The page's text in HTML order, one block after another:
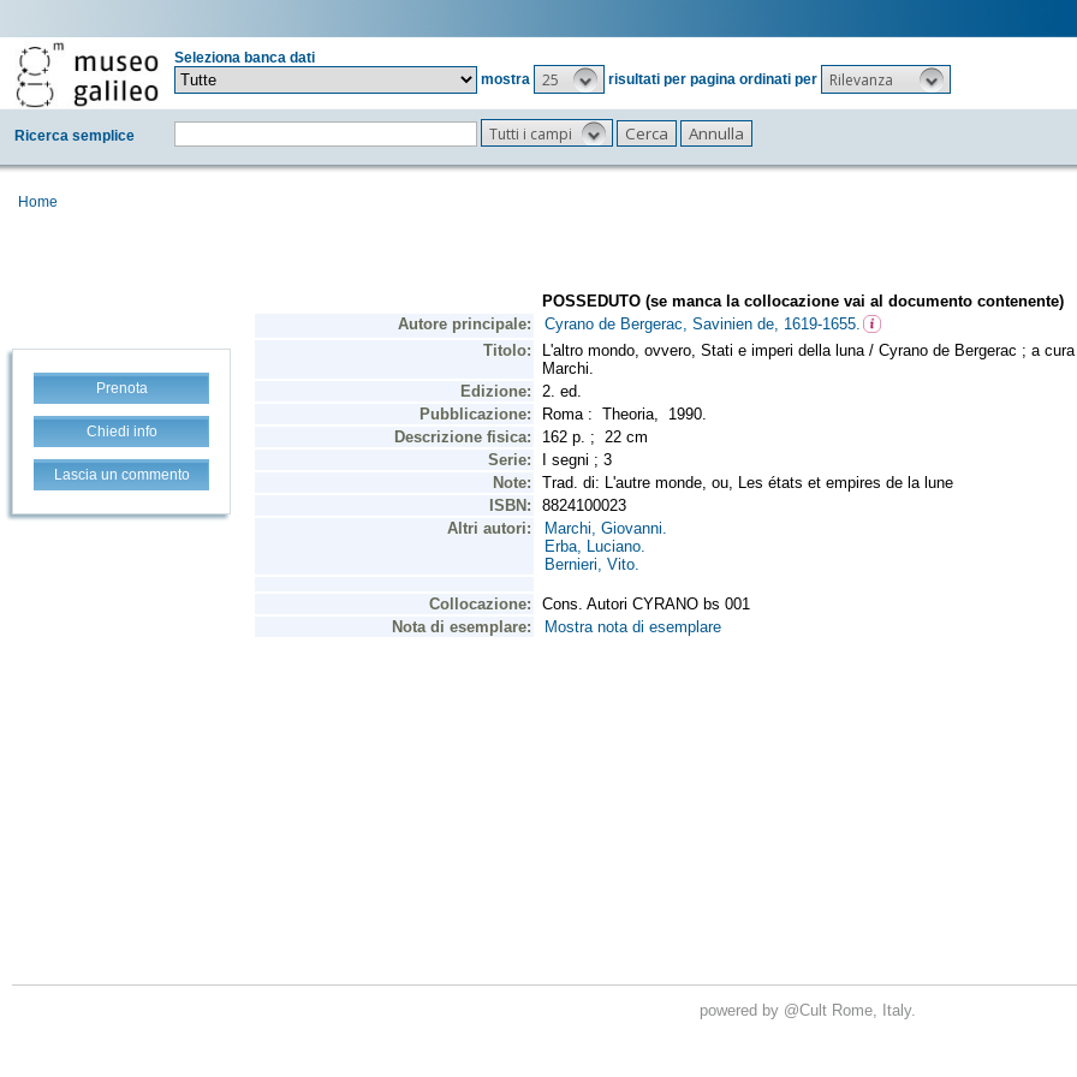
Seleziona banca dati
mostra
25 risultati per pagina ordinati per Rilevanza
Ricerca semplice Tutti i campi
Home
Prenota
Chiedi info
Lascia un commento
powered by @Cult Rome, Italy.